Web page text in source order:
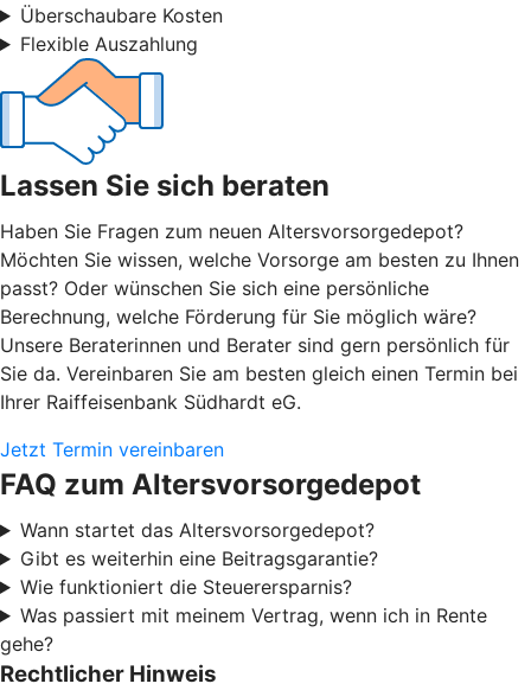
Überschaubare Kosten
Flexible Auszahlung
Lassen Sie sich beraten
Haben Sie Fragen zum neuen Altersvorsorgedepot?
Möchten Sie wissen, welche Vorsorge am besten zu Ihnen
passt? Oder wünschen Sie sich eine persönliche
Berechnung, welche Förderung für Sie möglich wäre?
Unsere Beraterinnen und Berater sind gern persönlich für
Sie da. Vereinbaren Sie am besten gleich einen Termin bei
Ihrer Raiffeisenbank Südhardt eG.
Jetzt Termin vereinbaren
FAQ zum Altersvorsorgedepot
Wann startet das Altersvorsorgedepot?
Gibt es weiterhin eine Beitragsgarantie?
Wie funktioniert die Steuerersparnis?
Was passiert mit meinem Vertrag, wenn ich in Rente
gehe?
Rechtlicher Hinweis